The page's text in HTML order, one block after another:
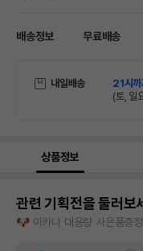
배송정보 무료배송
내일배송 21시까
(토, 일
상품정보
관련 기획전을 둘러보
🐶 아카나 대용량 사은품증정